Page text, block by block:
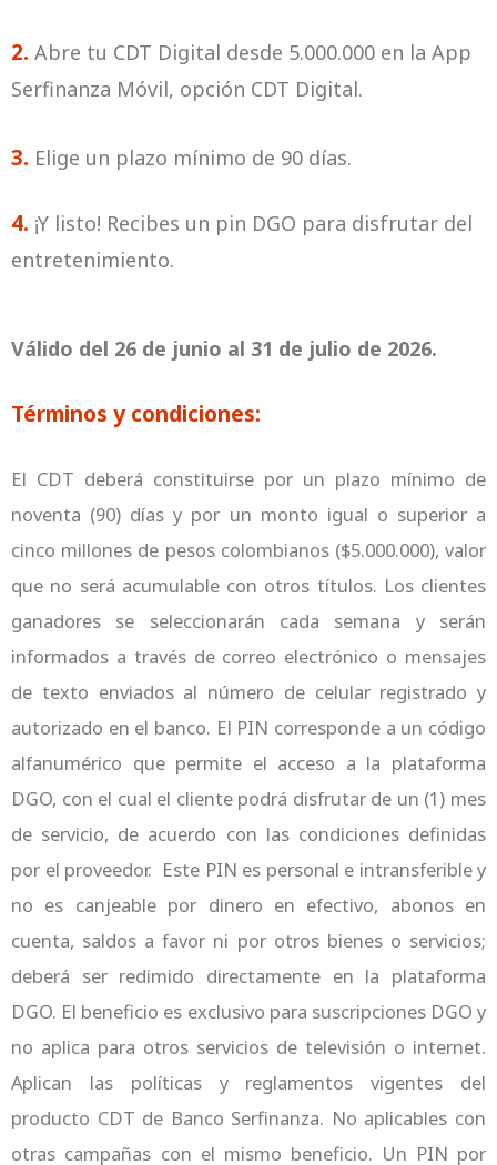
2. Abre tu CDT Digital desde 5.000.000 en la App
Serfinanza Móvil, opción CDT Digital.
3. Elige un plazo mínimo de 90 días.
4. ¡Y listo! Recibes un pin DGO para disfrutar del
entretenimiento.
Válido del 26 de junio al 31 de julio de 2026.
Términos y condiciones:
El CDT deberá constituirse por un plazo mínimo de
noventa (90) días y por un monto igual o superior a
cinco millones de pesos colombianos ($5.000.000), valor
que no será acumulable con otros títulos. Los clientes
ganadores se seleccionarán cada semana y serán
informados a través de correo electrónico o mensajes
de texto enviados al número de celular registrado y
autorizado en el banco. El PIN corresponde a un código
alfanumérico que permite el acceso a la plataforma
DGO, con el cual el cliente podrá disfrutar de un (1) mes
de servicio, de acuerdo con las condiciones definidas
por el proveedor. Este PIN es personal e intransferible y
no es canjeable por dinero en efectivo, abonos en
cuenta, saldos a favor ni por otros bienes o servicios;
deberá ser redimido directamente en la plataforma
DGO. El beneficio es exclusivo para suscripciones DGO y
no aplica para otros servicios de televisión o internet.
Aplican las políticas y reglamentos vigentes del
producto CDT de Banco Serfinanza. No aplicables con
otras campañas con el mismo beneficio. Un PIN por